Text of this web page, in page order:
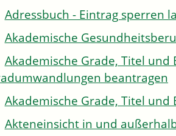
Adressbuch - Eintrag sperren
Akademische
Akademische Grade, Titel
beantragen
Akademische Grade, Titel
Akteneinsicht in und